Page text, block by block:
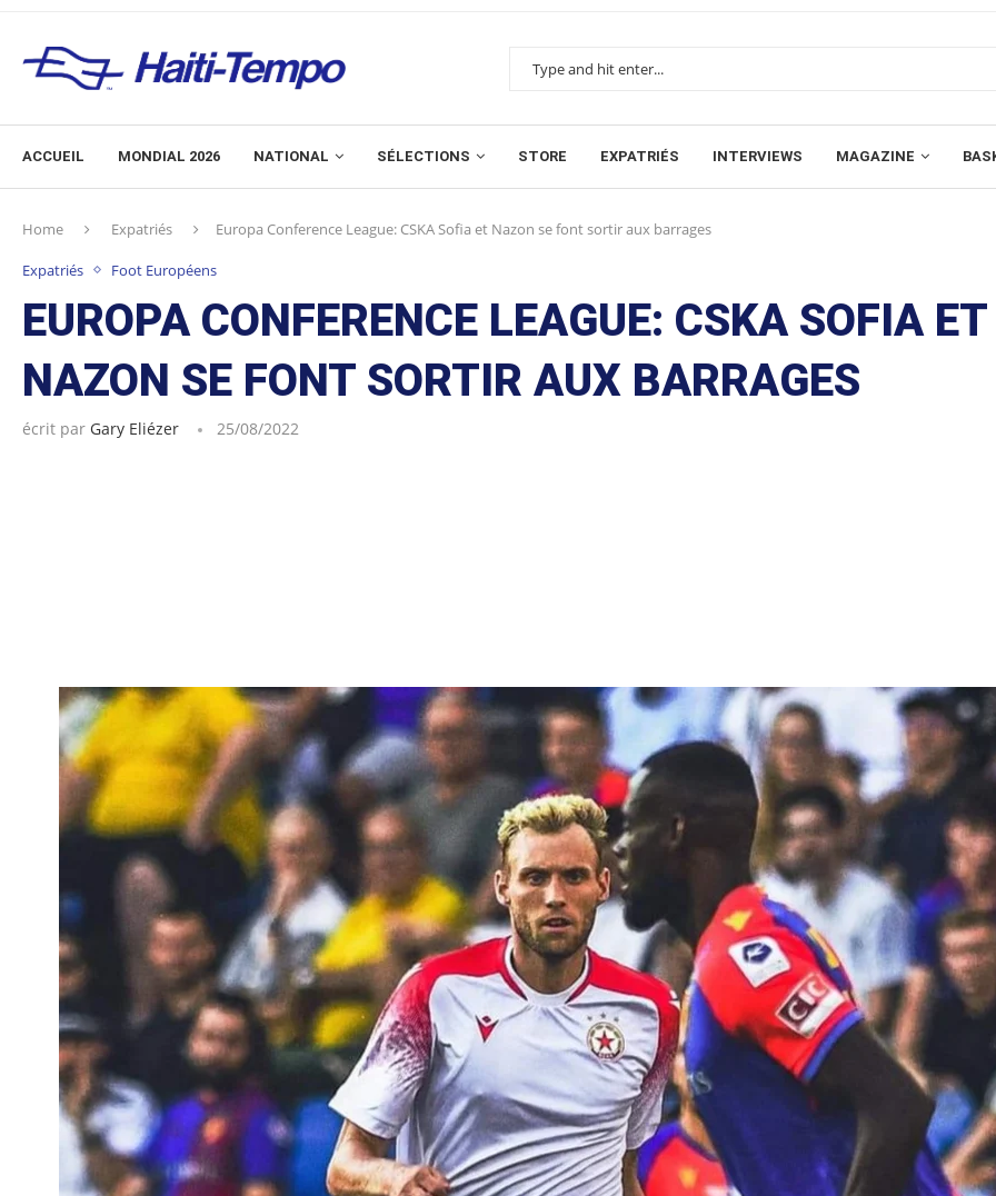
ACCUEIL MONDIAL 2026 NATIONAL SÉLECTIONS STORE EXPATRIÉS INTERVIEWS MAGAZINE
Home Expatriés Europa Conference League: CSKA Sofia et Nazon se font sortir aux barrages
Expatriés Foot Européens
EUROPA CONFERENCE LEAGUE: CSKA SOFIA ET
NAZON SE FONT SORTIR AUX BARRAGES
écrit par Gary Eliézer 25/08/2022